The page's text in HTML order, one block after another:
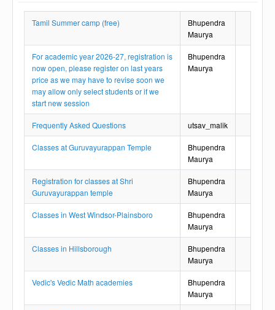
Tamil Summer camp (free)
Bhupendra
Maurya
For academic year 2026-27, registration is
now open, please register on last years
price as we may have to revise soon we
may allow only select students or if we
start new session
Bhupendra
Maurya
Frequently Asked Questions utsav_malik
Classes at Guruvayurappan Temple
Bhupendra
Maurya
Registration for classes at Shri
Guruvayurappan temple
Bhupendra
Maurya
Classes in West Windsor-Plainsboro
Bhupendra
Maurya
Classes in Hillsborough
Bhupendra
Maurya
Vedic's Vedic Math academies
Bhupendra
Maurya